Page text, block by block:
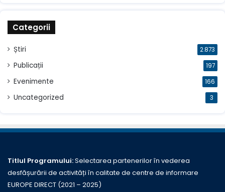
Categorii
Știri 2.873
Publicații 197
Evenimente 166
Uncategorized 3
Titlul Programului:Selectarea partenerilor în vederea
desfășurării de activități în calitate de centre de informare
EUROPE DIRECT (2021 – 2025)